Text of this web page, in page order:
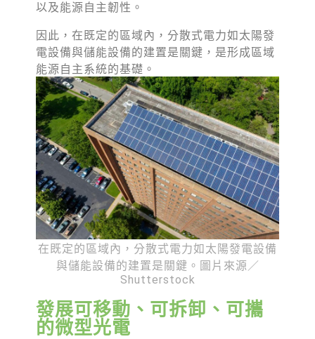
以及能源自主韌性。
因此，在既定的區域內，分散式電力如太陽發
電設備與儲能設備的建置是關鍵，是形成區域
能源自主系統的基礎。
在既定的區域內，分散式電力如太陽發電設備
與儲能設備的建置是關鍵。圖片來源／
Shutterstock
發展可移動、可拆卸、可攜
的微型光電